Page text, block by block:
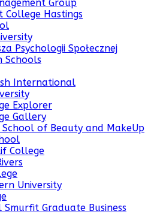
Group
College Hastings
Psychologii Społecznej
Schools
International
Explorer
Gallery
School of Beauty and MakeUp
College
University
Smurfit Graduate Business